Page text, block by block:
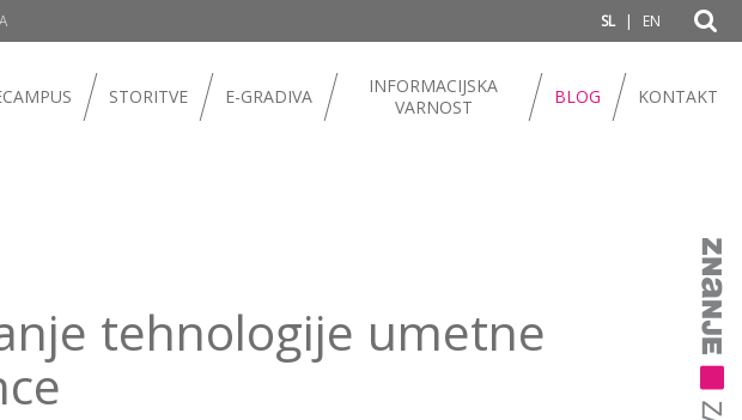
SL | EN
STORITVE E-GRADIVA
INFORMACIJSKA
VARNOST
BLOG KONTAKT
tehnologije umetne